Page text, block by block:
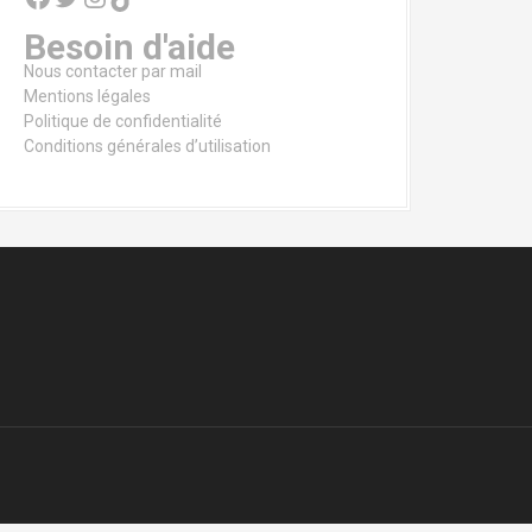
Besoin d'aide
Nous contacter par mail
Mentions légales
Politique de confidentialité
Conditions générales d’utilisation